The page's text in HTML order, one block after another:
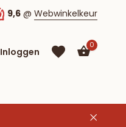
9,6 @ Webwinkelkeur
Inloggen
0